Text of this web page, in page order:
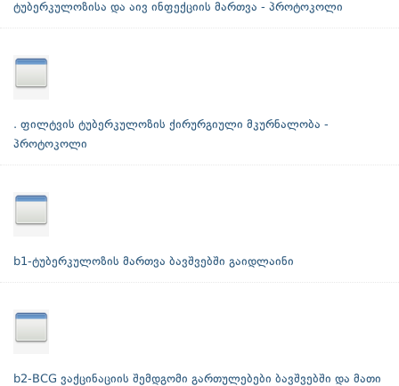
ტუბერკულოზისა და აივ ინფექციის მართვა - პროტოკოლი
. ფილტვის ტუბერკულოზის ქირურგიული მკურნალობა -
პროტოკოლი
b1-ტუბერკულოზის მართვა ბავშვებში გაიდლაინი
b2-BCG ვაქცინაციის შემდგომი გართულებები ბავშვებში და მათი